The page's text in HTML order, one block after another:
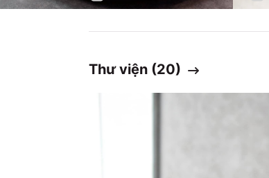
Thư viện (20)